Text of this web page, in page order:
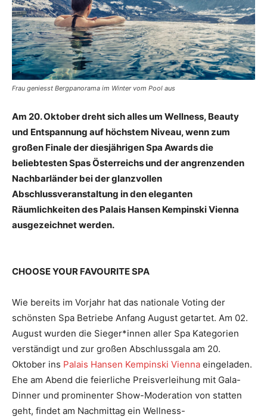
Frau geniesst Bergpanorama im Winter vom Pool aus
Am 20. Oktober dreht sich alles um Wellness, Beauty
und Entspannung auf höchstem Niveau, wenn zum
großen Finale der diesjährigen Spa Awards die
beliebtesten Spas Österreichs und der angrenzenden
Nachbarländer bei der glanzvollen
Abschlussveranstaltung in den eleganten
Räumlichkeiten des Palais Hansen Kempinski Vienna
ausgezeichnet werden.
CHOOSE YOUR FAVOURITE SPA
Wie bereits im Vorjahr hat das nationale Voting der
schönsten Spa Betriebe Anfang August getartet. Am 02.
August wurden die Sieger*innen aller Spa Kategorien
verständigt und zur großen Abschlussgala am 20.
Oktober ins Palais Hansen Kempinski Vienna eingeladen.
Ehe am Abend die feierliche Preisverleihung mit Gala-
Dinner und prominenter Show-Moderation von statten
geht, findet am Nachmittag ein Wellness-